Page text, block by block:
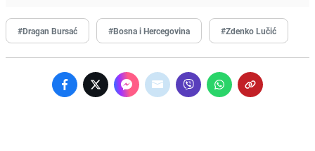
#Dragan Bursać #Bosna i Hercegovina #Zdenko Lučić